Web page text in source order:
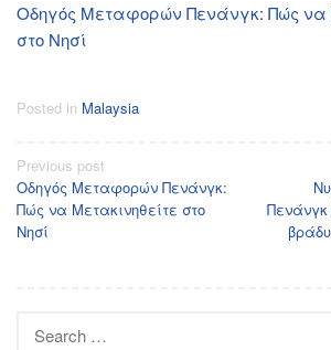
Οδηγός Μεταφορών Πενάνγκ: Πώς να
στο Νησί
Posted in Malaysia
Post
navigation
Previous post
Οδηγός Μεταφορών Πενάνγκ:
Πώς να Μετακινηθείτε στο
Νησί